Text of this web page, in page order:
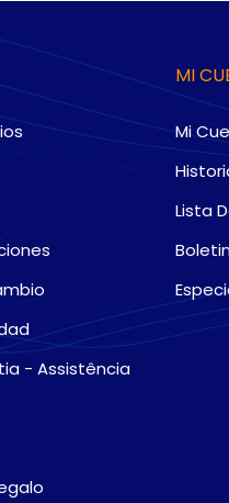
- Assistência
MI
Mi
Lista